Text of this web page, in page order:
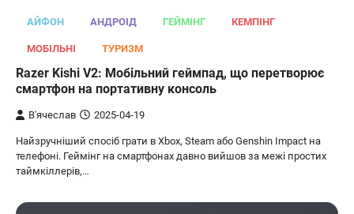
АЙФОН АНДРОІД ГЕЙМІНГ КЕМПІНГ
МОБІЛЬНІ ТУРИЗМ
Razer Kishi V2: Мобільний геймпад, що перетворює
смартфон на портативну консоль
В'ячеслав 2025-04-19
Найзручніший спосіб грати в Xbox, Steam або Genshin Impact на
телефоні. Геймінг на смартфонах давно вийшов за межі простих
таймкіллерів,…